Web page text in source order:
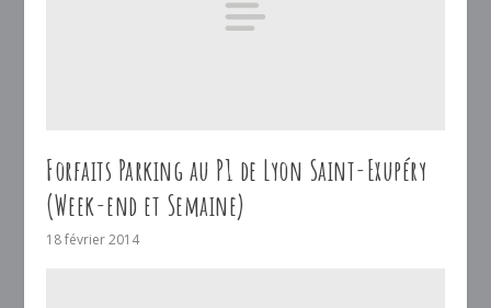
Forfaits Parking au P1 de Lyon Saint-Exupéry
(Week-end et Semaine)
18 février 2014